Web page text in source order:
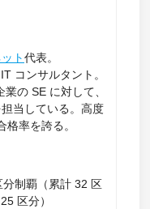
ト代表。
コンサルタント。
の SE に対して、
当している。高度
格率を誇る。
制覇（累計 32 区
区分）